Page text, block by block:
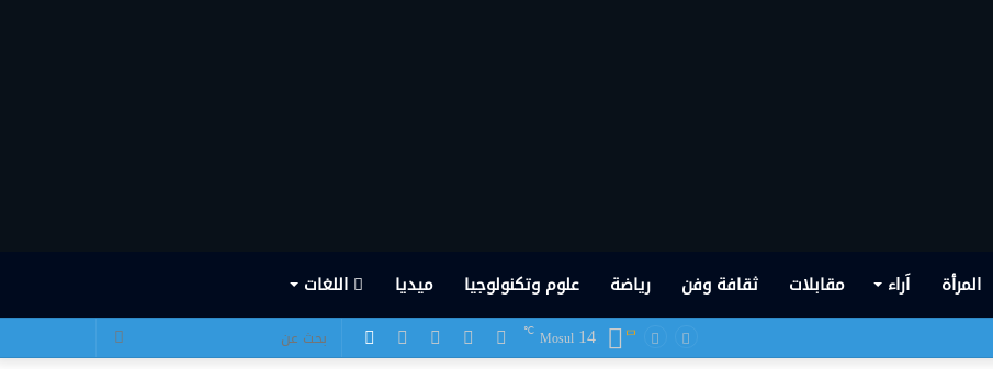
المرأة اَراء مقابلات ثقافة وفن رياضة علوم وتكنولوجيا ميديا اللغات
العراق في تاريخه الحديث
الوضعانستقرام يوتيوب تويتر
فيسبوك Mosul 14
℃